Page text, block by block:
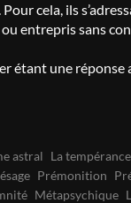
cela, ils
entrepris sans
étant une
astral La tempérance
Prémonition
Métapsychique